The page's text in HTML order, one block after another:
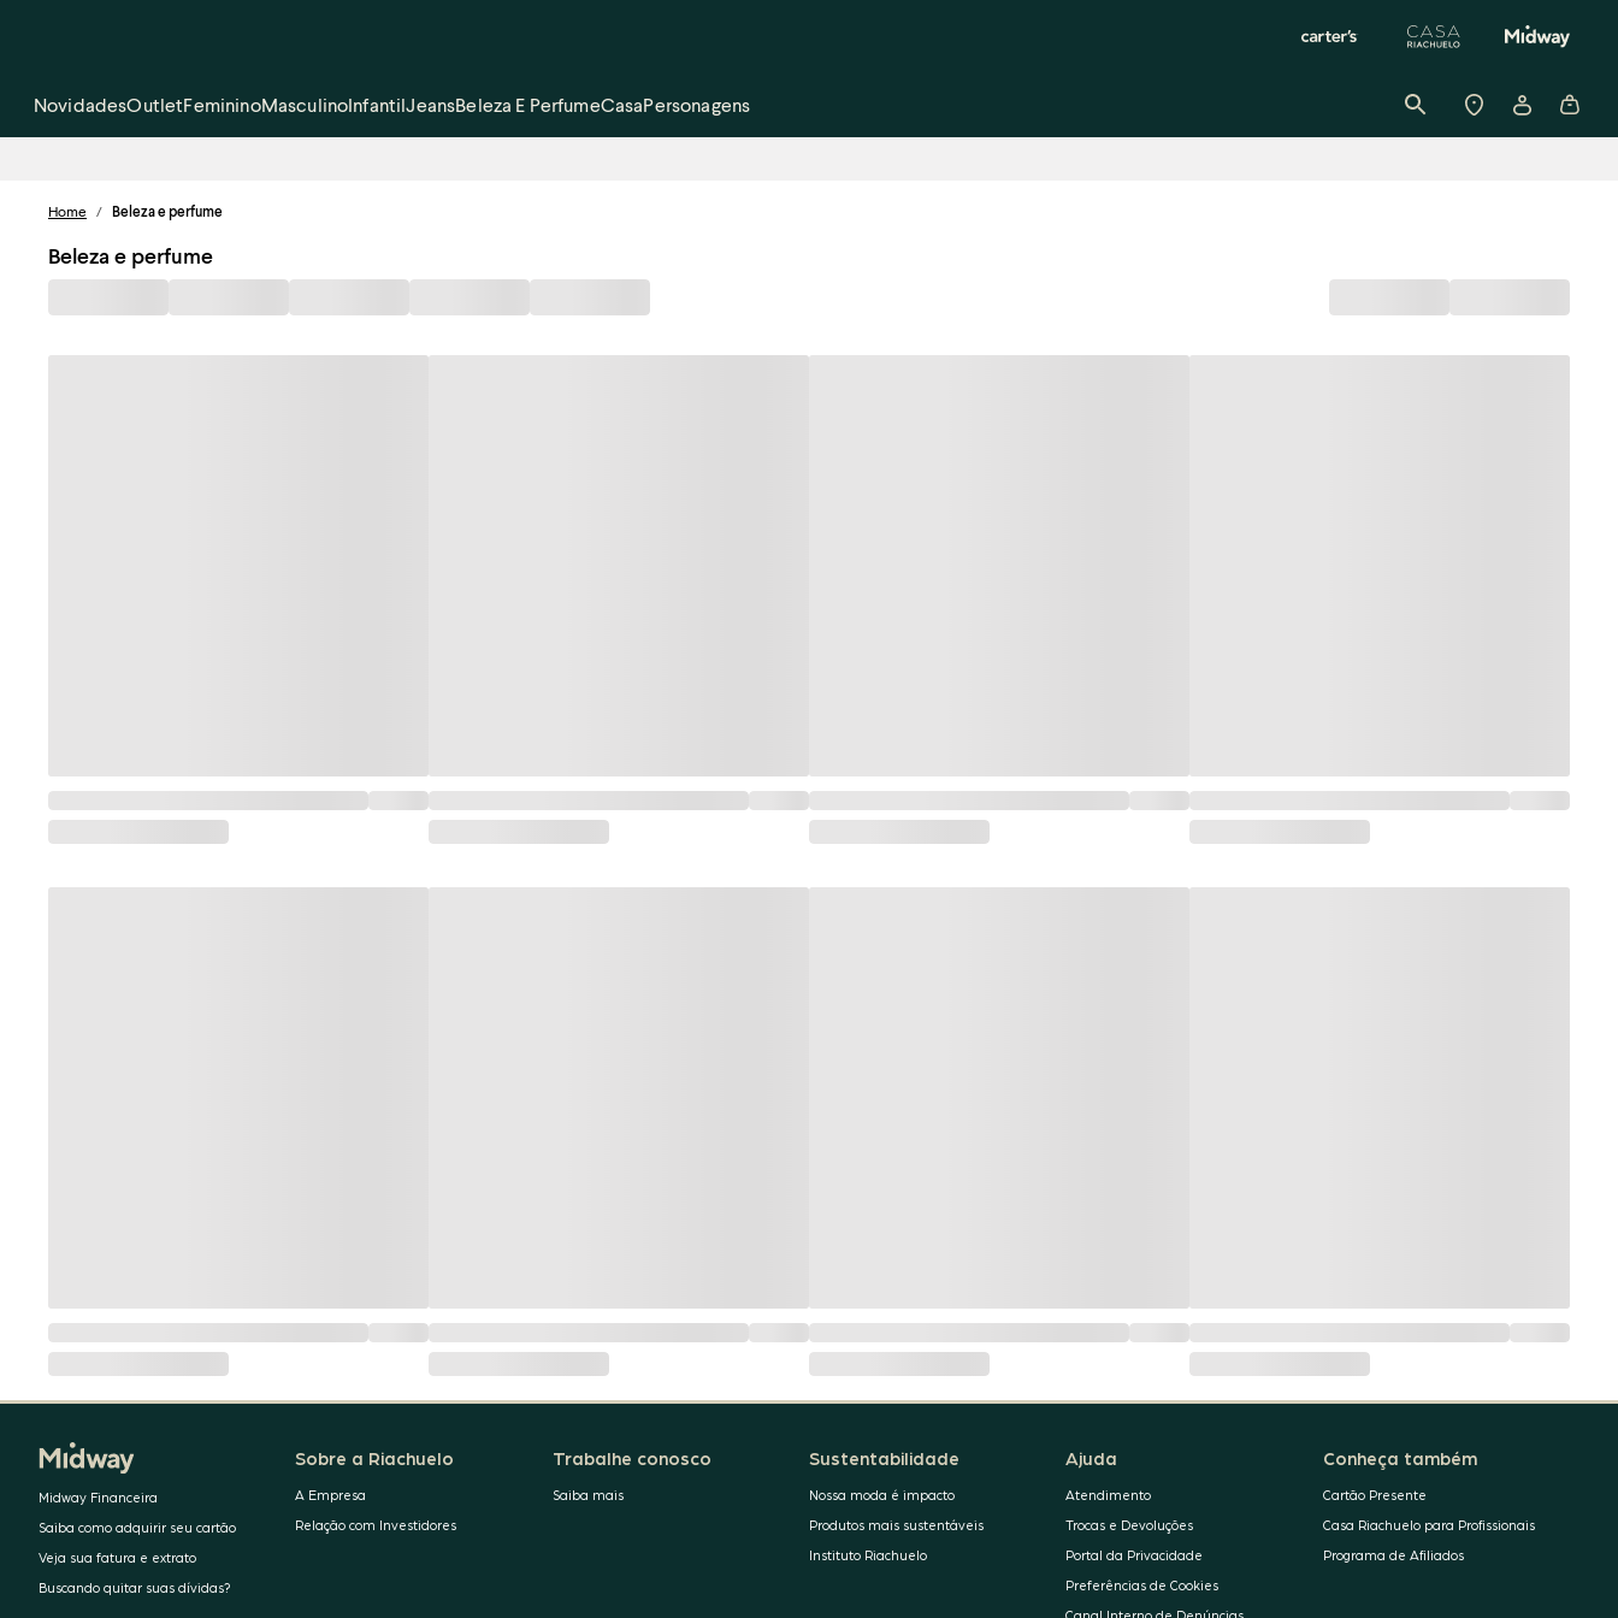
NovidadesOutletFemininoMasculinoInfantilJeansBeleza E PerfumeCasaPersonagens
Home / Beleza e perfume
Beleza e perfume
Midway Financeira
Saiba como adquirir seu cartão
Veja sua fatura e extrato
Buscando quitar suas dívidas?
Sobre a Riachuelo
A Empresa
Relação com Investidores
Trabalhe conosco
Saiba mais
Sustentabilidade
Nossa moda é impacto
Produtos mais sustentáveis
Instituto Riachuelo
Ajuda
Atendimento
Trocas e Devoluções
Portal da Privacidade
Preferências de Cookies
Conheça também
Cartão Presente
Casa Riachuelo para Profissionais
Programa de Afiliados